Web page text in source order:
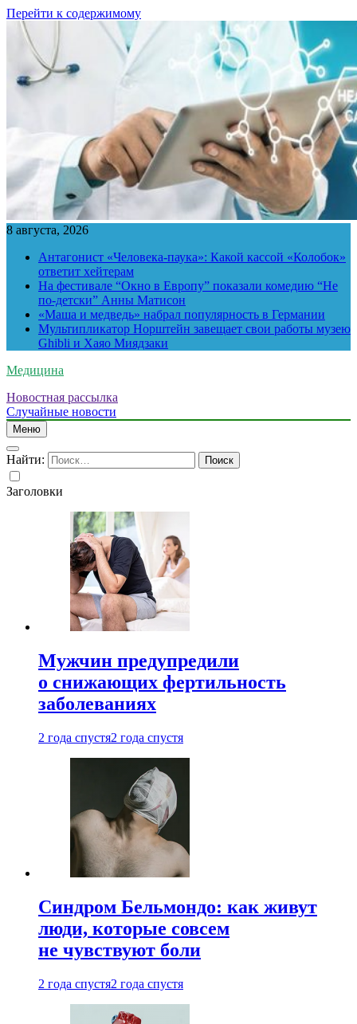
Перейти к содержимому
8 августа, 2026
Антагонист «Человека-паука»: Какой кассой «Колобок»
ответит хейтерам
На фестивале “Окно в Европу” показали комедию “Не
по-детски” Анны Матисон
«Маша и медведь» набрал популярность в Германии
Мультипликатор Норштейн завещает свои работы музею
Ghibli и Хаяо Миядзаки
Медицина
Новостная рассылка
Случайные новости
Меню
Найти:
Заголовки
Мужчин предупредили
о снижающих фертильность
заболеваниях
2 года спустя2 года спустя
Синдром Бельмондо: как живут
люди, которые совсем
не чувствуют боли
2 года спустя2 года спустя